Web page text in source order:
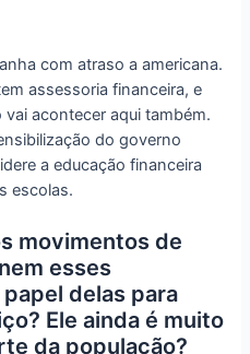
com atraso a americana.
assessoria financeira, e
acontecer aqui também.
do governo
a educação financeira
escolas.
movimentos de
esses
delas para
Ele ainda é muito
da população?